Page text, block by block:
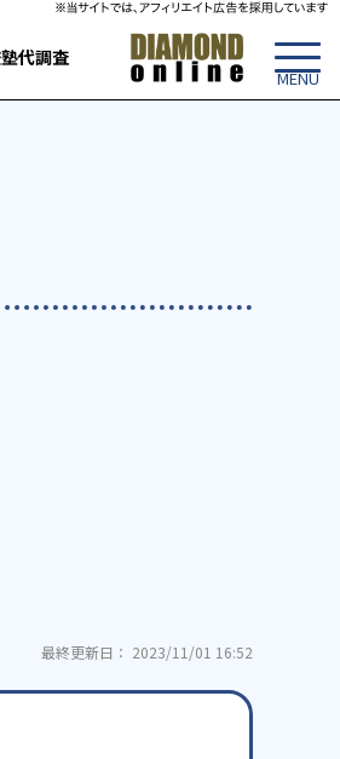
塾代調査
最終更新日： 2023/11/01 16:52